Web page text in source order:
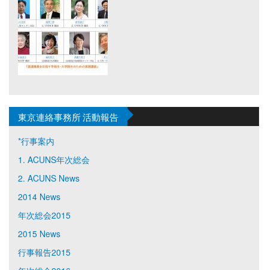
東京連絡事務所 活動報告
*行事案内
1. ACUNS年次総会
2. ACUNS News
2014 News
年次総会2015
2015 News
行事報告2015